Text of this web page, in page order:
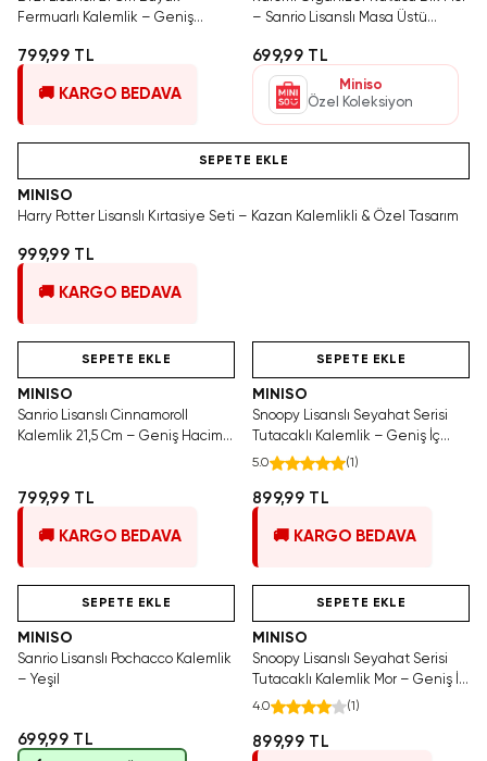
Fermuarlı Kalemlik – Geniş
799,99 TL
🚚 KARGO BEDAVA
– Sanrio Lisanslı Masa Üstü
699,99 TL
Miniso
Özel Koleksiyon
SEPETE EKLE
MINISO
Harry Potter Lisanslı Kırtasiye Seti – Kazan Kalemlikli & Özel Tasarım
999,99 TL
🚚 KARGO BEDAVA
SEPETE EKLE
MINISO
Sanrio Lisanslı Cinnamoroll
Kalemlik 21,5 Cm – Geniş Hacimli
799,99 TL
🚚 KARGO BEDAVA
SEPETE EKLE
MINISO
Snoopy Lisanslı Seyahat Serisi
Tutacaklı Kalemlik – Geniş İç
Hacimli Pembe Model 20,5 Cm
5.0 (1 )
899,99 TL
🚚 KARGO BEDAVA
Tükenmeden Satın Al
SEPETE EKLE
MINISO
Sanrio Lisanslı Pochacco Kalemlik
– Yeşil
699,99 TL
SEPETE EKLE
MINISO
Snoopy Lisanslı Seyahat Serisi
Tutacaklı Kalemlik Mor – Geniş İç
Hacimli Şık Tasarım 20,5 Cm
4.0 (1 )
899,99 TL